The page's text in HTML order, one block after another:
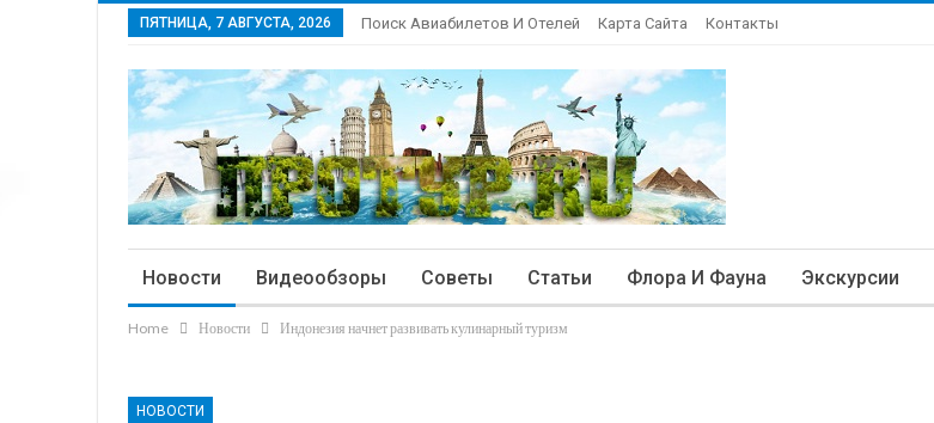
ПЯТНИЦА, 7 АВГУСТА, 2026 Поиск Авиабилетов И Отелей Карта Сайта Контакты
Новости Видеообзоры Советы Статьи Флора И Фауна Экскурсии
Home Новости Индонезия начнет развивать кулинарный туризм
НОВОСТИ